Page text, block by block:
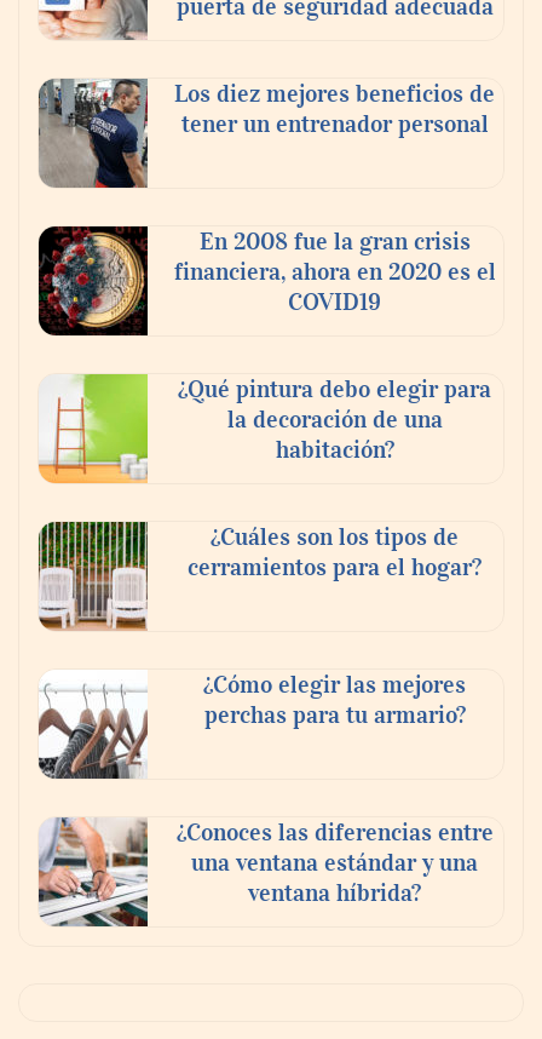
administrado la primera dosis a un
paciente en el ensayo clínico VIRAGE2 de
Fase IIa
puerta de seguridad adecuada
Los diez mejores beneficios de
tener un entrenador personal
En 2008 fue la gran crisis
financiera, ahora en 2020 es el
COVID19
¿Qué pintura debo elegir para
la decoración de una
habitación?
¿Cuáles son los tipos de
cerramientos para el hogar?
¿Cómo elegir las mejores
perchas para tu armario?
¿Conoces las diferencias entre
una ventana estándar y una
ventana híbrida?